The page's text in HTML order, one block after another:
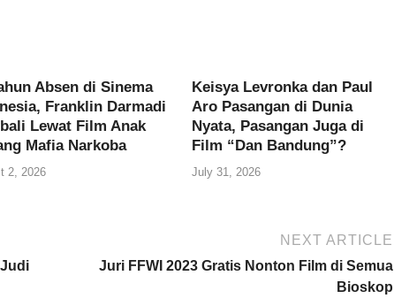
Absen di Sinema
Franklin Darmadi
Lewat Film Anak
Mafia Narkoba
2, 2026
Keisya Levronka dan Paul
Aro Pasangan di Dunia
Nyata, Pasangan Juga di
Film “Dan Bandung”?
July 31, 2026
NEXT ARTICLE
Juri FFWI 2023 Gratis Nonton Film di Semua
Bioskop